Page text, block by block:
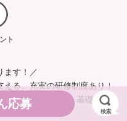
ト
ます！／
る、充実の研修制度あり！
研修（奇数月）：基礎から
応募
検索